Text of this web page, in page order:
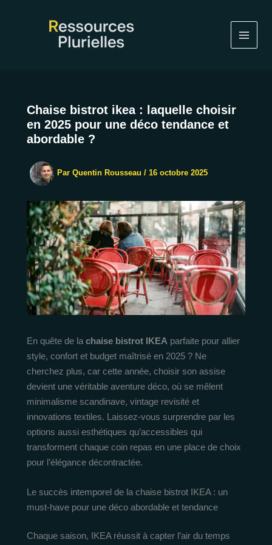
Chaise bistrot ikea : laquelle choisir
en 2025 pour une déco tendance et
abordable ?
Par Quentin Rousseau / 16 octobre 2025
En quête de la chaise bistrot IKEA parfaite pour allier
style, confort et budget maîtrisé en 2025 ? Ne
cherchez plus, car cette année, choisir son assise
devient une véritable aventure déco, où se mêlent
minimalisme scandinave, vintage revisité et
innovations textiles. Laissez-vous surprendre par les
options aussi esthétiques qu’accessibles qui
transforment chaque coin repas en une place de choix
pour l’élégance décontractée.
Le succès intemporel de la chaise bistrot IKEA : un
must-have pour une déco abordable et tendance
Chaque saison, IKEA réussit à capter l’air du temps